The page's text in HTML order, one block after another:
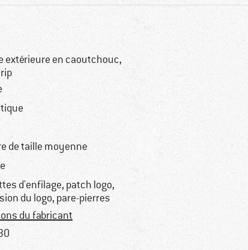
extérieure en caoutchouc,
de taille moyenne
d'enfilage, patch logo,
du logo, pare-pierres
du fabricant